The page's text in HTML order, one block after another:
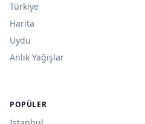
Türkiye
Harita
Uydu
Anlık Yağışlar
POPÜLER